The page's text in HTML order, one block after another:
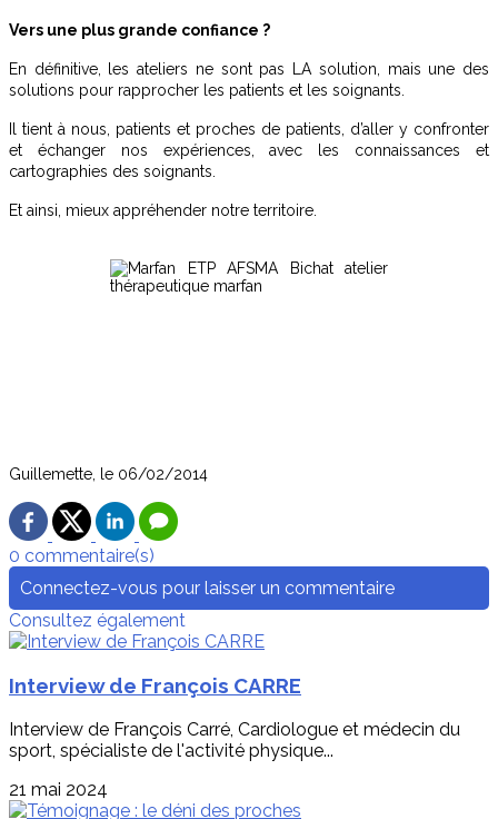
Vers une plus grande confiance ?
En définitive, les ateliers ne sont pas LA solution, mais une des
solutions pour rapprocher les patients et les soignants.
Il tient à nous, patients et proches de patients, d’aller y confronter
et échanger nos expériences, avec les connaissances et
cartographies des soignants.
Et ainsi, mieux appréhender notre territoire.
Guillemette, le 06/02/2014
0 commentaire(s)
Connectez-vous pour laisser un commentaire
Consultez également
Interview de François CARRE
Interview de François Carré, Cardiologue et médecin du
sport, spécialiste de l'activité physique...
21 mai 2024